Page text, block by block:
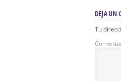
DEJA UN
Tu